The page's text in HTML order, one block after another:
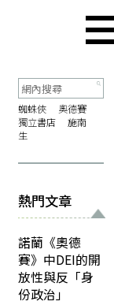
蜘蛛俠
奧德賽
獨立書店
施南
生
熱門文章
諾蘭《奧德
賽》中DEI的開
放性與反「身
份政治」